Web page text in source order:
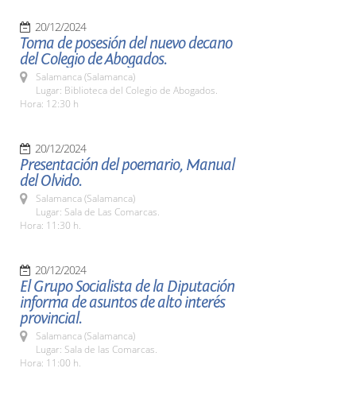
20/12/2024
Toma de posesión del nuevo decano
del Colegio de Abogados.
Salamanca (Salamanca)
Lugar: Biblioteca del Colegio de Abogados.
Hora: 12:30 h
20/12/2024
Presentación del poemario, Manual
del Olvido.
Salamanca (Salamanca)
Lugar: Sala de Las Comarcas.
Hora: 11:30 h.
20/12/2024
El Grupo Socialista de la Diputación
informa de asuntos de alto interés
provincial.
Salamanca (Salamanca)
Lugar: Sala de las Comarcas.
Hora: 11:00 h.